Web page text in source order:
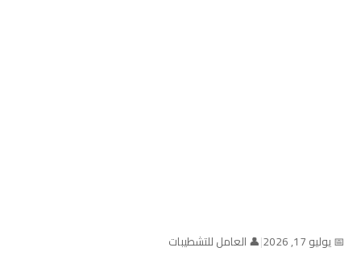
📅 يوليو 17, 2026 |👤 العامل للتشطيبات